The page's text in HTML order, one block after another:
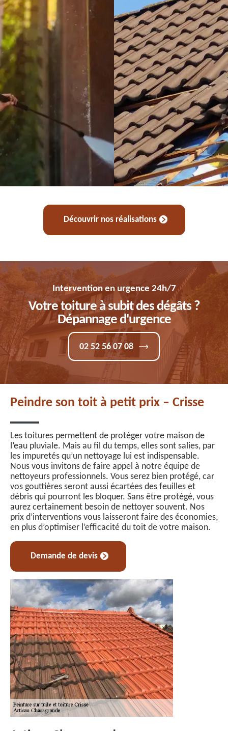
Découvrir nos réalisations
Intervention en urgence 24h/7
Votre toiture à subit des dégâts ?
Dépannage d'urgence
02 52 56 07 08
Peindre son toit à petit prix – Crisse
Les toitures permettent de protéger votre maison de
l’eau pluviale. Mais au fil du temps, elles sont salies, par
les impuretés qu’un nettoyage lui est indispensable.
Nous vous invitons de faire appel à notre équipe de
nettoyeurs professionnels. Vous serez bien protégé, car
vos gouttières seront aussi écartées des feuilles et
débris qui pourront les bloquer. Sans être protégé, vous
aurez certainement besoin de nettoyer souvent. Nos
prix d’interventions vous laisseront faire des économies,
en plus d’optimiser l’efficacité du toit de votre maison.
Demande de devis